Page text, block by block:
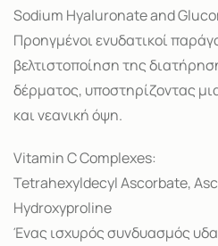
Sodium Hyaluronate and
Προηγμένοι ενυδατικοί
βελτιστοποίηση της
δέρματος, υποστηρίζοντας
και νεανική όψη.
Vitamin C Complexes:
Tetrahexyldecyl Ascorbate,
Hydroxyproline
Ένας ισχυρός συνδυασμός